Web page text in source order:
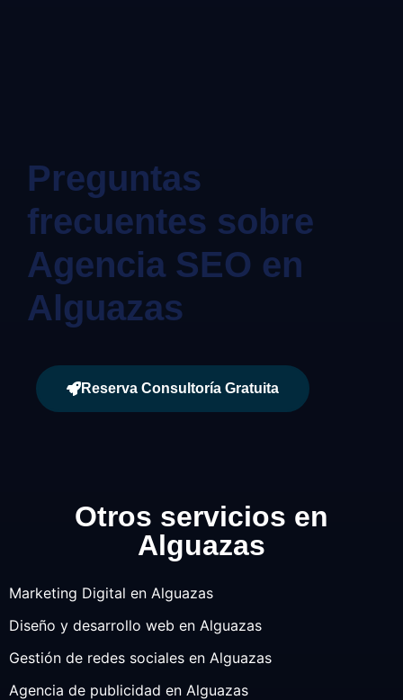
Preguntas
frecuentes sobre
Agencia SEO en
Alguazas
Reserva Consultoría Gratuita
Otros servicios en
Alguazas
Marketing Digital en Alguazas
Diseño y desarrollo web en Alguazas
Gestión de redes sociales en Alguazas
Agencia de publicidad en Alguazas